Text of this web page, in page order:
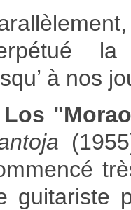
la
à nos
Los
guitariste